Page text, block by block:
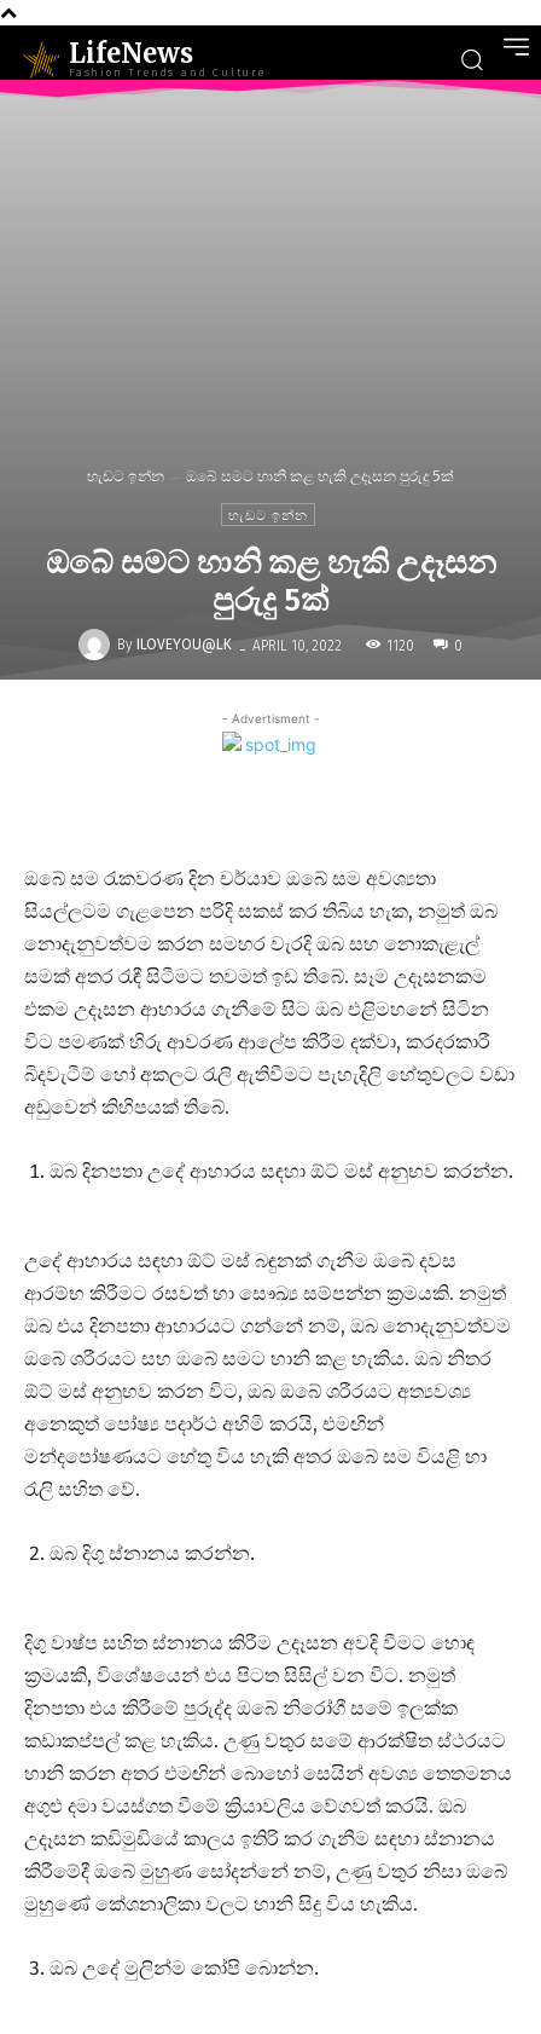
LifeNews
Fashion Trends and Culture
හැඩට ඉන්න ඔබේ සමට හානි කළ හැකි උදෑසන පුරුදු 5ක්
හැඩට ඉන්න
ඔබේ සමට හානි කළ හැකි උදෑසන
පුරුදු 5ක්
By ILOVEYOU@LK - APRIL 10, 2022 1120 0
- Advertisment -
ඔබේ සම රැකවරණ දින චර්යාව ඔබේ සම අවශ්‍යතා
සියල්ලටම ගැළපෙන පරිදි සකස් කර තිබිය හැක, නමුත් ඔබ
නොදැනුවත්වම කරන සමහර වැරදි ඔබ සහ නොකැළැල්
සමක් අතර රැඳී සිටීමට තවමත් ඉඩ තිබේ. සෑම උදෑසනකම
එකම උදෑසන ආහාරය ගැනීමේ සිට ඔබ එළිමහනේ සිටින
විට පමණක් හිරු ආවරණ ආලේප කිරීම දක්වා, කරදරකාරී
බිදවැටීම් හෝ අකලට රැලි ඇතිවීමට පැහැදිලි හේතුවලට වඩා
අඩුවෙන් කිහිපයක් තිබේ.
ඔබ දිනපතා උදේ ආහාරය සඳහා ඕට් මස් අනුභව කරන්න.
උදේ ආහාරය සඳහා ඕට් මස් බඳුනක් ගැනීම ඔබේ දවස
ආරම්භ කිරීමට රසවත් හා සෞඛ්‍ය සම්පන්න ක්‍රමයකි. නමුත්
ඔබ එය දිනපතා ආහාරයට ගන්නේ නම්, ඔබ නොදැනුවත්වම
ඔබේ ශරීරයට සහ ඔබේ සමට හානි කළ හැකිය. ඔබ නිතර
ඕට් මස් අනුභව කරන විට, ඔබ ඔබේ ශරීරයට අත්‍යවශ්‍ය
අනෙකුත් පෝෂ්‍ය පදාර්ථ අහිමි කරයි, එමඟින්
මන්දපෝෂණයට හේතු විය හැකි අතර ඔබේ සම වියළි හා
රැලි සහිත වේ.
ඔබ දිගු ස්නානය කරන්න.
දිගු වාෂ්ප සහිත ස්නානය කිරීම උදෑසන අවදි වීමට හොඳ
ක්‍රමයකි, විශේෂයෙන් එය පිටත සිසිල් වන විට. නමුත්
දිනපතා එය කිරීමේ පුරුද්ද ඔබේ නිරෝගී සමේ ඉලක්ක
කඩාකප්පල් කළ හැකිය. උණු වතුර සමේ ආරක්ෂිත ස්ථරයට
හානි කරන අතර එමඟින් බොහෝ සෙයින් අවශ්‍ය තෙතමනය
අගුළු දමා වයස්ගත වීමේ ක්‍රියාවලිය වේගවත් කරයි. ඔබ
උදෑසන කඩිමුඩියේ කාලය ඉතිරි කර ගැනීම සඳහා ස්නානය
කිරීමේදී ඔබේ මුහුණ සෝදන්නේ නම්, උණු වතුර නිසා ඔබේ
මුහුණේ කේශනාලිකා වලට හානි සිදු විය හැකිය.
ඔබ උදේ මුලින්ම කෝපි බොන්න.